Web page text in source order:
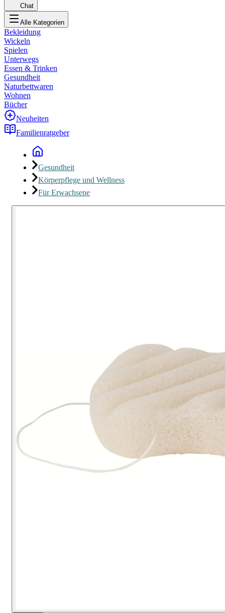
Chat
Alle Kategorien
Bekleidung
Wickeln
Spielen
Unterwegs
Essen & Trinken
Gesundheit
Naturbettwaren
Wohnen
Bücher
Neuheiten
Familienratgeber
Gesundheit
Körperpflege und Wellness
Für Erwachsene